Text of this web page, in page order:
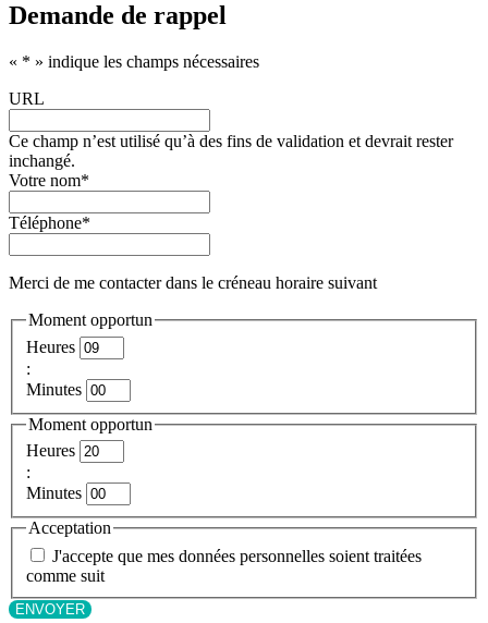
Demande de rappel
« * » indique les champs nécessaires
URL
Ce champ n’est utilisé qu’à des fins de validation et devrait rester
inchangé.
Votre nom*
Téléphone*
Merci de me contacter dans le créneau horaire suivant
Moment opportun
Heures
:
Minutes
Moment opportun
Heures
:
Minutes
Acceptation
J'accepte que mes données personnelles soient traitées
comme suit